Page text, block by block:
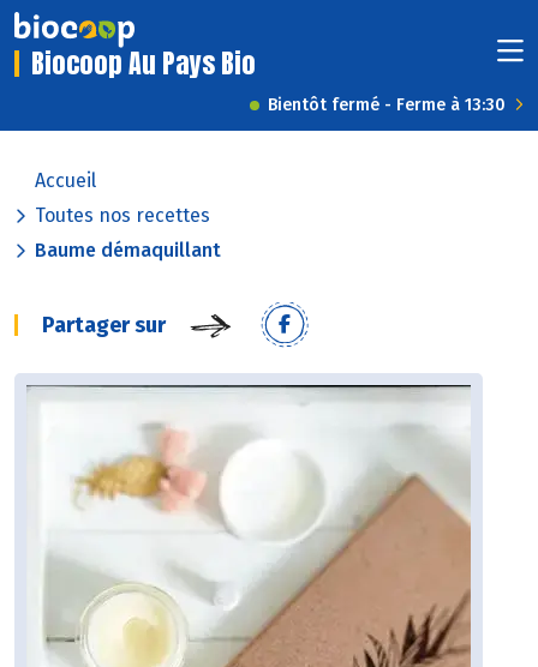
Biocoop Au Pays Bio
Bientôt fermé - Ferme à 13:30
Accueil
Toutes nos recettes
Baume démaquillant
Partager sur